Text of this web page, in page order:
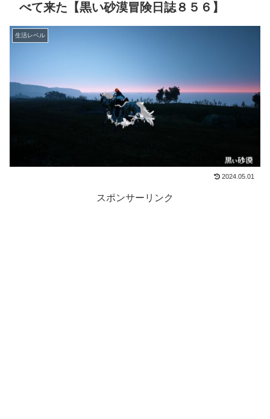
べて来た【黒い砂漠冒険日誌８５６】
生活レベル
2024.05.01
スポンサーリンク